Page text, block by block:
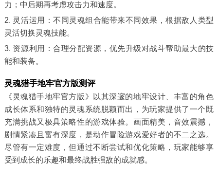
力；中后期再考虑攻击力和速度。
2. 灵活运用：不同灵魂组合能带来不同效果，根据敌人类型
灵活切换灵魂技能。
3. 资源利用：合理分配资源，优先升级对战斗帮助最大的技
能和装备。
灵魂猎手地牢官方版测评
《灵魂猎手地牢官方版》以其深邃的地牢设计、丰富的角色
成长体系和独特的灵魂系统脱颖而出，为玩家提供了一个既
充满挑战又极具策略性的游戏体验。画面精美，音效震撼，
剧情紧凑且富有深度，是动作冒险游戏爱好者的不二之选。
尽管有一定难度，但通过不断尝试和优化策略，玩家能够享
受到成长的乐趣和最终战胜强敌的成就感。